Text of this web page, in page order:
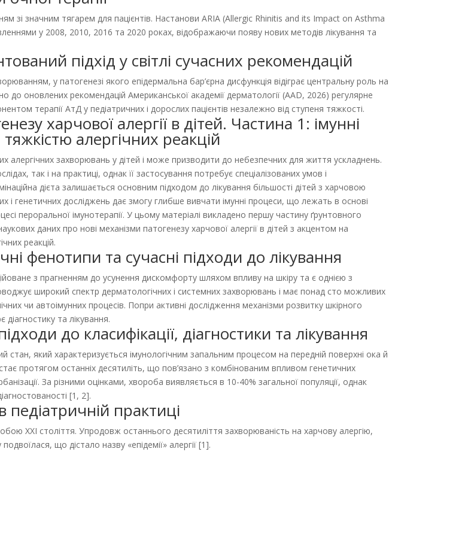
зі значним тягарем для пацієнтів. Настанови ARIA (Allergic Rhinitis and its Impact on Asthma
у 2008, 2010, 2016 та 2020 роках, відображаючи появу нових методів лікування та
підхід у світлі сучасних рекомендацій
у патогенезі якого епідермальна бар’єрна дисфункція відіграє центральну роль на
до оновлених рекомендацій Американської академії дерматології (AAD, 2026) регулярне
терапії АтД у педіатричних і дорослих пацієнтів незалежно від ступеня тяжкості.
харчової алергії в дітей. Частина 1: імунні
алергічних реакцій
алергічних захворювань у дітей і може призводити до небезпечних для життя ускладнень.
так і на практиці, однак її застосування потребує спеціалізованих умов і
дієта залишається основним підходом до лікування більшості дітей з харчовою
і генетичних досліджень дає змогу глибше вивчати імунні процеси, що лежать в основі
пероральної імунотерапії. У цьому матеріалі викладено першу частину ґрунтовного
даних про нові механізми патогенезу харчової алергії в дітей з акцентом на
реакцій.
фенотипи та сучасні підходи до лікування
з прагненням до усунення дискомфорту шляхом впливу на шкіру та є однією з
широкий спектр дерматологічних і системних захворювань і має понад сто можливих
чи автоімунних процесів. Попри активні дослідження механізми розвитку шкірного
та лікування.
до класифікації, діагностики та лікування
стан, який характеризується імунологічним запальним процесом на передній поверхні ока й
протягом останніх десятиліть, що пов’язано з комбінованим впливом генетичних
За різними оцінками, хвороба виявляється в 10-40% загальної популяції, однак
[1, 2].
практиці
XXI століття. Упродовж останнього десятиліття захворюваність на харчову алергію,
що дістало назву «епідемії» алергії [1].